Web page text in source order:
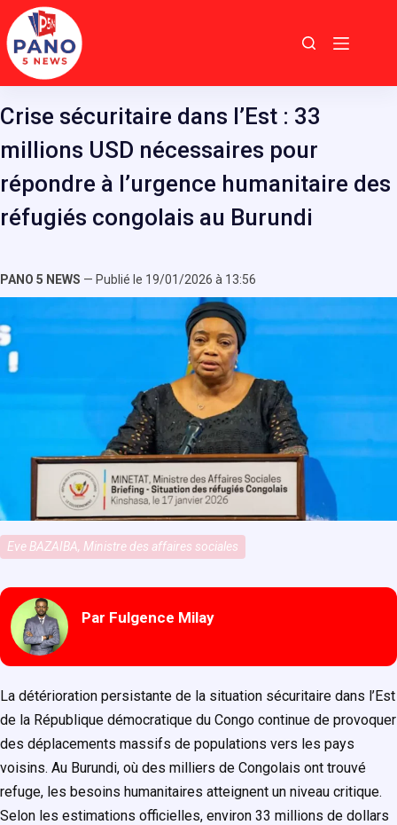
Passer
au
contenu
Crise sécuritaire dans l’Est : 33
millions USD nécessaires pour
répondre à l’urgence humanitaire des
réfugiés congolais au Burundi
PANO 5 NEWS — Publié le 19/01/2026 à 13:56
Eve BAZAIBA, Ministre des affaires sociales
Par Fulgence Milay
La détérioration persistante de la situation sécuritaire dans l’Est
de la République démocratique du Congo continue de provoquer
des déplacements massifs de populations vers les pays
voisins. Au Burundi, où des milliers de Congolais ont trouvé
refuge, les besoins humanitaires atteignent un niveau critique.
Selon les estimations officielles, environ 33 millions de dollars